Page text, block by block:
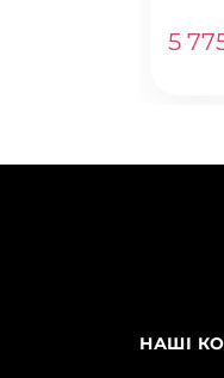
5
НАШІ